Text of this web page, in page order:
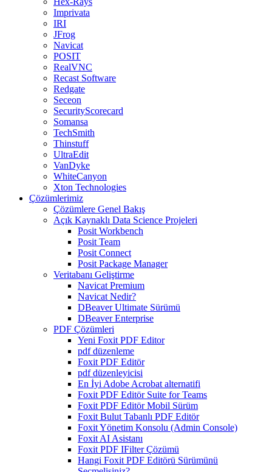
Imprivata
IRI
JFrog
Navicat
POSIT
RealVNC
Recast Software
Redgate
Seceon
SecurityScorecard
Somansa
TechSmith
Thinstuff
UltraEdit
VanDyke
WhiteCanyon
Xton Technologies
Çözümlerimiz
Çözümlere Genel Bakış
Açık Kaynaklı Data Science Projeleri
Posit Workbench
Posit Team
Posit Connect
Posit Package Manager
Veritabanı Geliştirme
Navicat Premium
Navicat Nedir?
DBeaver Ultimate Sürümü
DBeaver Enterprise
PDF Çözümleri
Yeni Foxit PDF Editor
pdf düzenleme
Foxit PDF Editör
pdf düzenleyicisi
En İyi Adobe Acrobat alternatifi
Foxit PDF Editör Suite for Teams
Foxit PDF Editör Mobil Sürüm
Foxit Bulut Tabanlı PDF Editör
Foxit Yönetim Konsolu (Admin Console)
Foxit AI Asistanı
Foxit PDF IFilter Çözümü
Hangi Foxit PDF Editörü Sürümünü